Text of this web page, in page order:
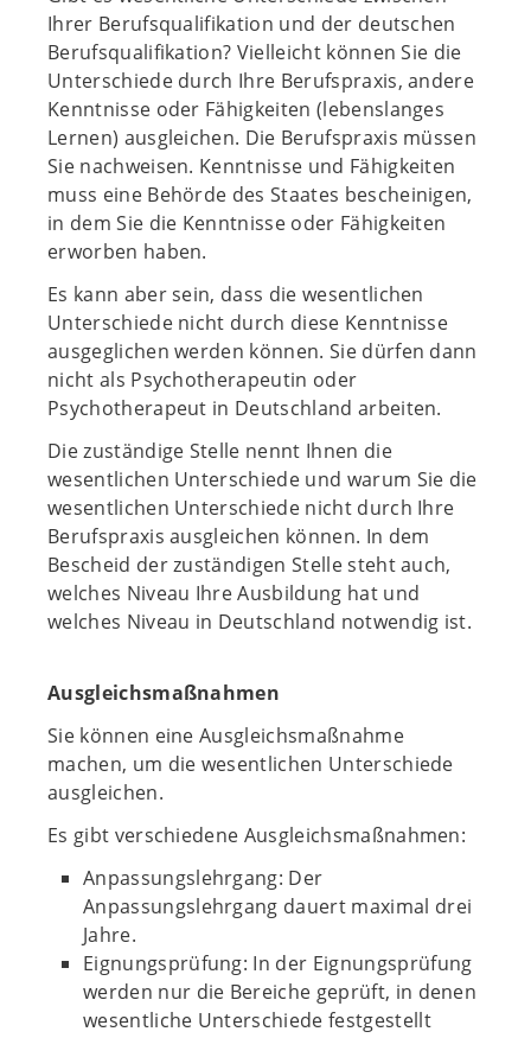
Ihrer Berufsqualifikation und der deutschen
Berufsqualifikation? Vielleicht können Sie die
Unterschiede durch Ihre Berufspraxis, andere
Kenntnisse oder Fähigkeiten (lebenslanges
Lernen) ausgleichen. Die Berufspraxis müssen
Sie nachweisen. Kenntnisse und Fähigkeiten
muss eine Behörde des Staates bescheinigen,
in dem Sie die Kenntnisse oder Fähigkeiten
erworben haben.
Es kann aber sein, dass die wesentlichen
Unterschiede nicht durch diese Kenntnisse
ausgeglichen werden können. Sie dürfen dann
nicht als Psychotherapeutin oder
Psychotherapeut in Deutschland arbeiten.
Die zuständige Stelle nennt Ihnen die
wesentlichen Unterschiede und warum Sie die
wesentlichen Unterschiede nicht durch Ihre
Berufspraxis ausgleichen können. In dem
Bescheid der zuständigen Stelle steht auch,
welches Niveau Ihre Ausbildung hat und
welches Niveau in Deutschland notwendig ist.
Ausgleichsmaßnahmen
Sie können eine Ausgleichsmaßnahme
machen, um die wesentlichen Unterschiede
ausgleichen.
Es gibt verschiedene Ausgleichsmaßnahmen:
Anpassungslehrgang: Der
Anpassungslehrgang dauert maximal drei
Jahre.
Eignungsprüfung: In der Eignungsprüfung
werden nur die Bereiche geprüft, in denen
wesentliche Unterschiede festgestellt